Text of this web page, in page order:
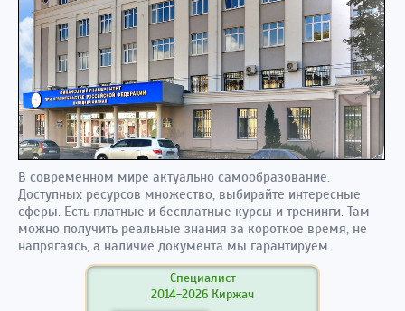
В современном мире актуально самообразование.
Доступных ресурсов множество, выбирайте интересные
сферы. Есть платные и бесплатные курсы и тренинги. Там
можно получить реальные знания за короткое время, не
напрягаясь, а наличие документа мы гарантируем.
Специалист
2014-2026 Киржач